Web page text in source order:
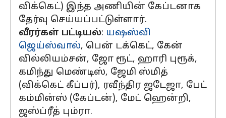
விக்கெட்) இந்த அணியின் கேப்டனாக
தேர்வு செய்யப்பட்டுள்ளார்.
வீரர்கள் பட்டியல்: யஷஸ்வி
ஜெய்ஸ்வால், பென் டக்கெட், கேன்
வில்லியம்சன், ஜோ ரூட், ஹாரி புரூக்,
கமிந்து மெண்டிஸ், ஜேமி ஸ்மித்
(விக்கெட் கீப்பர்), ரவீந்திர ஜடேஜா, பேட்
கம்மின்ஸ் (கேப்டன்), மேட் ஹென்றி,
ஜஸ்ப்ரீத் பும்ரா.